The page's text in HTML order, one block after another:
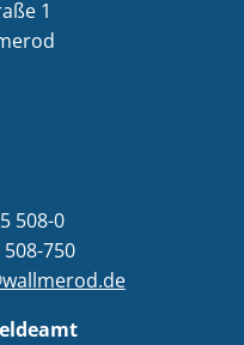
1
508-0
750